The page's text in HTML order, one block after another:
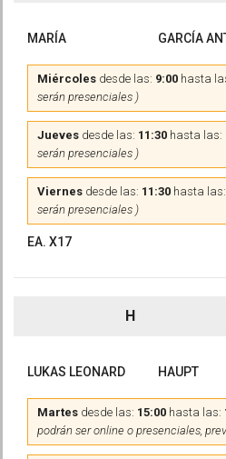
MARÍA GARCÍA
Miércoles desde las: 9:00 hasta
serán presenciales )
Jueves desde las: 11:30 hasta las:
serán presenciales )
Viernes desde las: 11:30 hasta las:
serán presenciales )
EA. X17
H
LUKAS LEONARD HAUPT
Martes desde las: 15:00 hasta las:
podrán ser online o presenciales,